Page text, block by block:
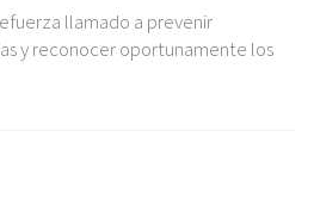
llamado a prevenir
y reconocer oportunamente los